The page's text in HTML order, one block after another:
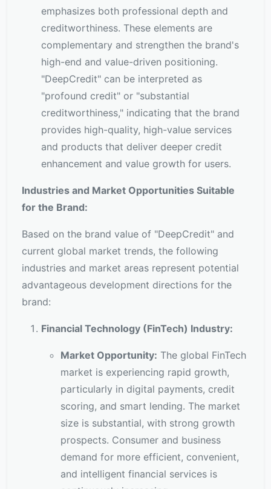
emphasizes both professional depth and
creditworthiness. These elements are
complementary and strengthen the brand's
high-end and value-driven positioning.
"DeepCredit" can be interpreted as
"profound credit" or "substantial
creditworthiness," indicating that the brand
provides high-quality, high-value services
and products that deliver deeper credit
enhancement and value growth for users.
Industries and Market Opportunities Suitable
for the Brand:
Based on the brand value of "DeepCredit" and
current global market trends, the following
industries and market areas represent potential
advantageous development directions for the
brand:
Financial Technology (FinTech) Industry:
Market Opportunity: The global FinTech
market is experiencing rapid growth,
particularly in digital payments, credit
scoring, and smart lending. The market
size is substantial, with strong growth
prospects. Consumer and business
demand for more efficient, convenient,
and intelligent financial services is